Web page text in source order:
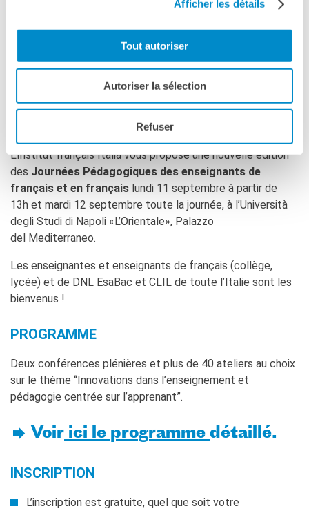
Afficher les détails
Tout autoriser
Autoriser la sélection
Refuser
* * *
L’Institut français Italia vous propose une nouvelle édition
des Journées Pédagogiques des enseignants de
français et en français lundi 11 septembre à partir de
13h et mardi 12 septembre toute la journée, à l’Università
degli Studi di Napoli «L’Orientale», Palazzo
del Mediterraneo.
Les enseignantes et enseignants de français (collège,
lycée) et de DNL EsaBac et CLIL de toute l’Italie sont les
bienvenus !
PROGRAMME
Deux conférences plénières et plus de 40 ateliers au choix
sur le thème “Innovations dans l’enseignement et
pédagogie centrée sur l’apprenant”.
Voir ici le programme détaillé.
INSCRIPTION
L’inscription est gratuite, quel que soit votre